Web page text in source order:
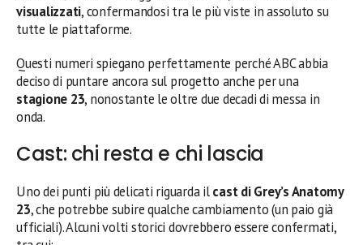
visualizzati, confermandosi tra le più viste in assoluto su
tutte le piattaforme.
Questi numeri spiegano perfettamente perché ABC abbia
deciso di puntare ancora sul progetto anche per una
stagione 23, nonostante le oltre due decadi di messa in
onda.
Cast: chi resta e chi lascia
Uno dei punti più delicati riguarda ilcast di Grey’s Anatomy
23, che potrebbe subire qualche cambiamento (un paio già
ufficiali). Alcuni volti storici dovrebbero essere confermati,